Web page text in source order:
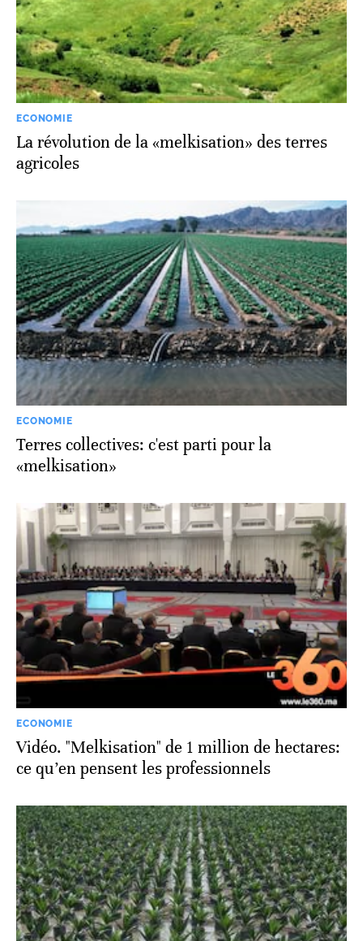
ECONOMIE
La révolution de la «melkisation» des terres
agricoles
ECONOMIE
Terres collectives: c'est parti pour la
«melkisation»
ECONOMIE
Vidéo. "Melkisation" de 1 million de hectares:
ce qu’en pensent les professionnels